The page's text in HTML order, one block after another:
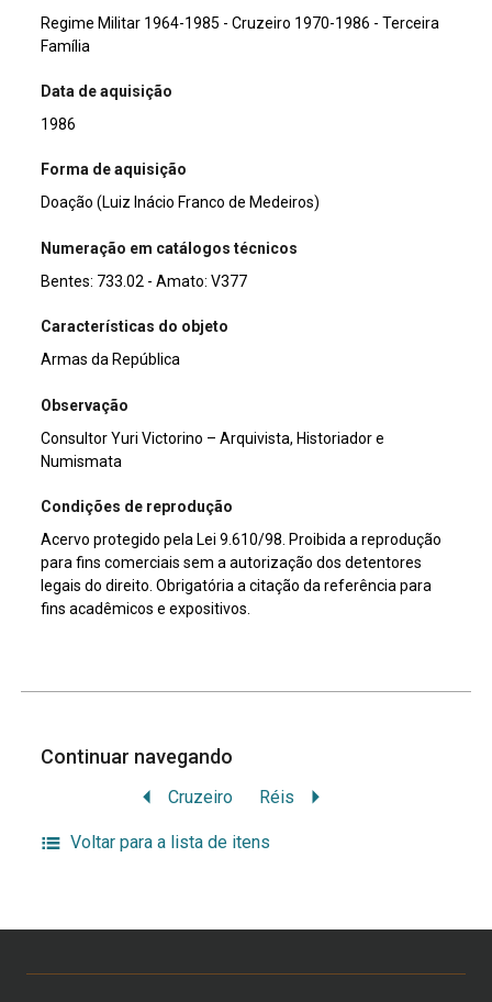
Regime Militar 1964-1985 - Cruzeiro 1970-1986 - Terceira
Família
Data de aquisição
1986
Forma de aquisição
Doação (Luiz Inácio Franco de Medeiros)
Numeração em catálogos técnicos
Bentes: 733.02 - Amato: V377
Características do objeto
Armas da República
Observação
Consultor Yuri Victorino – Arquivista, Historiador e
Numismata
Condições de reprodução
Acervo protegido pela Lei 9.610/98. Proibida a reprodução
para fins comerciais sem a autorização dos detentores
legais do direito. Obrigatória a citação da referência para
fins acadêmicos e expositivos.
Continuar navegando
Cruzeiro Réis
Voltar para a lista de itens